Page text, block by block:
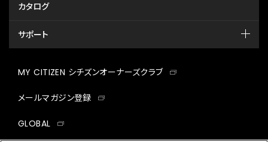
カタログ
サポート
MY CITIZEN シチズンオーナーズクラブ
メールマガジン登録
GLOBAL